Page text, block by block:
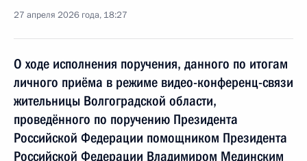
27 апреля 2026 года, 18:27
О ходе исполнения поручения, данного по итогам
личного приёма в режиме видео-конференц-связи
жительницы Волгоградской области,
проведённого по поручению Президента
Российской Федерации помощником Президента
Российской Федерации Владимиром Мединским